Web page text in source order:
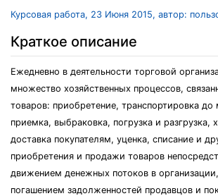
Курсовая работа, 23 Июня 2015, автор:
Краткое описание
Ежедневно в деятельности торговой
множество хозяйственных процессов,
товаров: приобретение, транспортировка
приемка, выбраковка, погрузка и разгрузка,
доставка покупателям, уценка, списание и
приобретения и продажи товаров
движением денежных потоков в
погашением задолженностей продавцов и